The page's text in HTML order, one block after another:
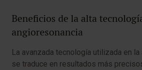
Beneficios de la alta
angioresonancia
La avanzada tecnología utilizada en
se traduce en resultados más